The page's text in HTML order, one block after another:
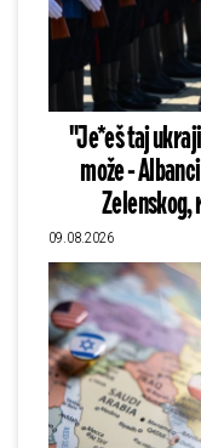
"Je*eš taj
može -
Zelenskog,
09.08.2026